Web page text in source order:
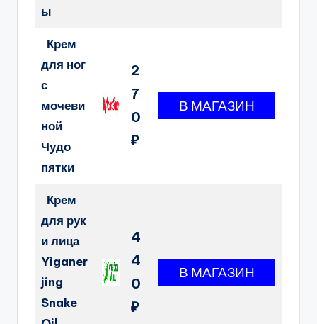
ы
Крем
для ног
с
мочеви
ной
Чудо
пятки
2
7
0
₽
Крем
для рук
и лица
Yiganer
jing
Snake
4
4
0
₽